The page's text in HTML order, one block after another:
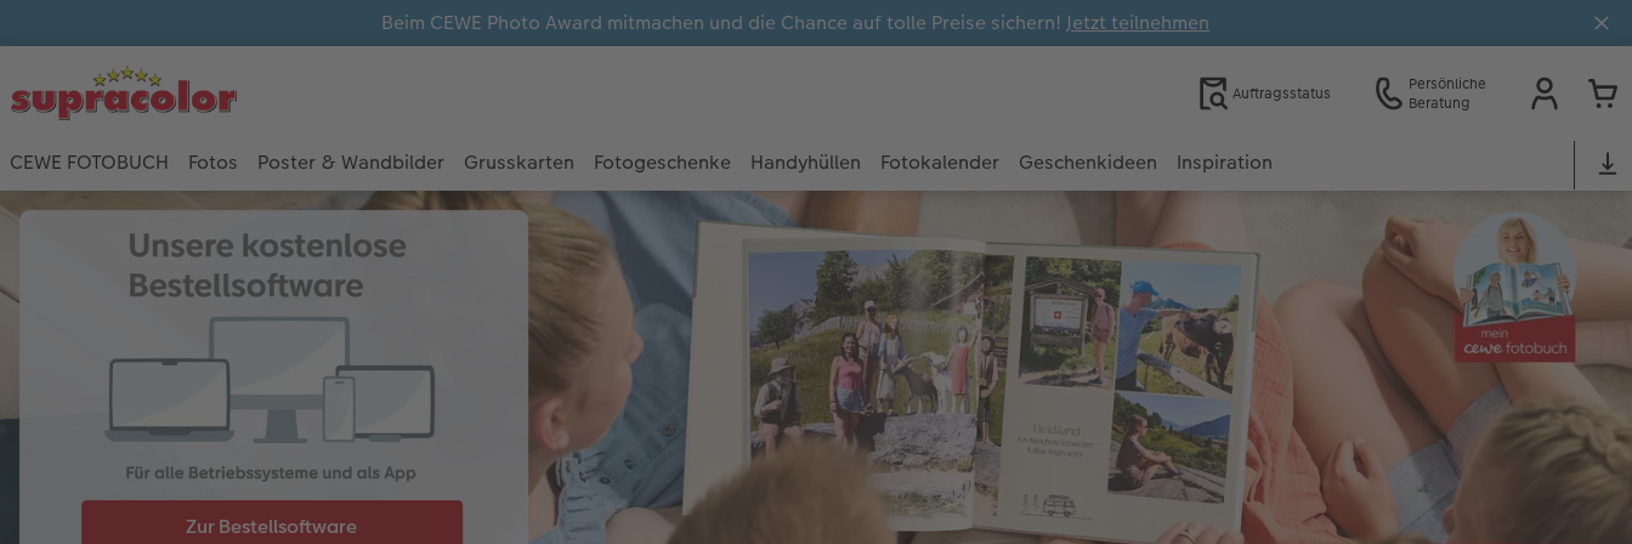
Beim CEWE Photo Award mitmachen und die Chance auf tolle Preise sichern!Jetzt teilnehmen
Auftragsstatus
Persönliche
Beratung
CEWE FOTOBUCH Fotos Poster & Wandbilder Grusskarten Fotogeschenke Handyhüllen Fotokalender Geschenkideen Inspiration